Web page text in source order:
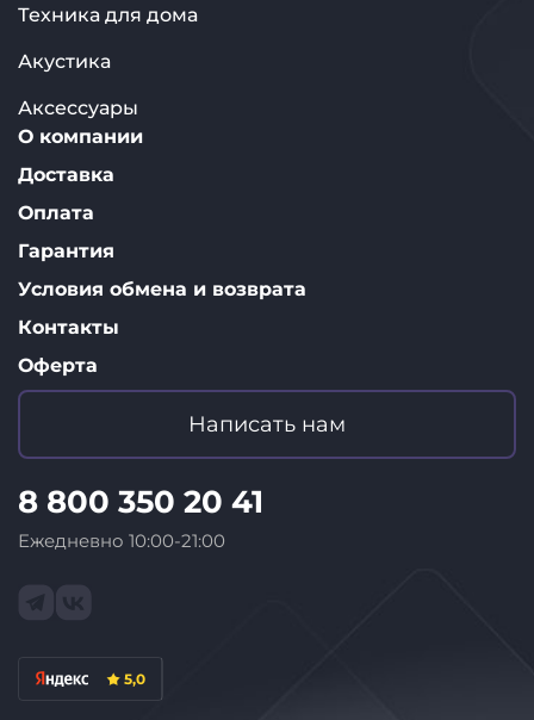
Написать нам
8 800 350 20 41
Ежедневно 10:00-21:00
5,0
Техника для дома
Акустика
Аксессуары
О компании
Доставка
Оплата
Гарантия
Условия обмена и возврата
Контакты
Оферта